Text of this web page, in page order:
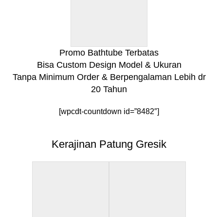
Promo Bathtube Terbatas
Bisa Custom Design Model & Ukuran
Tanpa Minimum Order & Berpengalaman Lebih dr
20 Tahun
[wpcdt-countdown id=”8482″]
Kerajinan Patung Gresik